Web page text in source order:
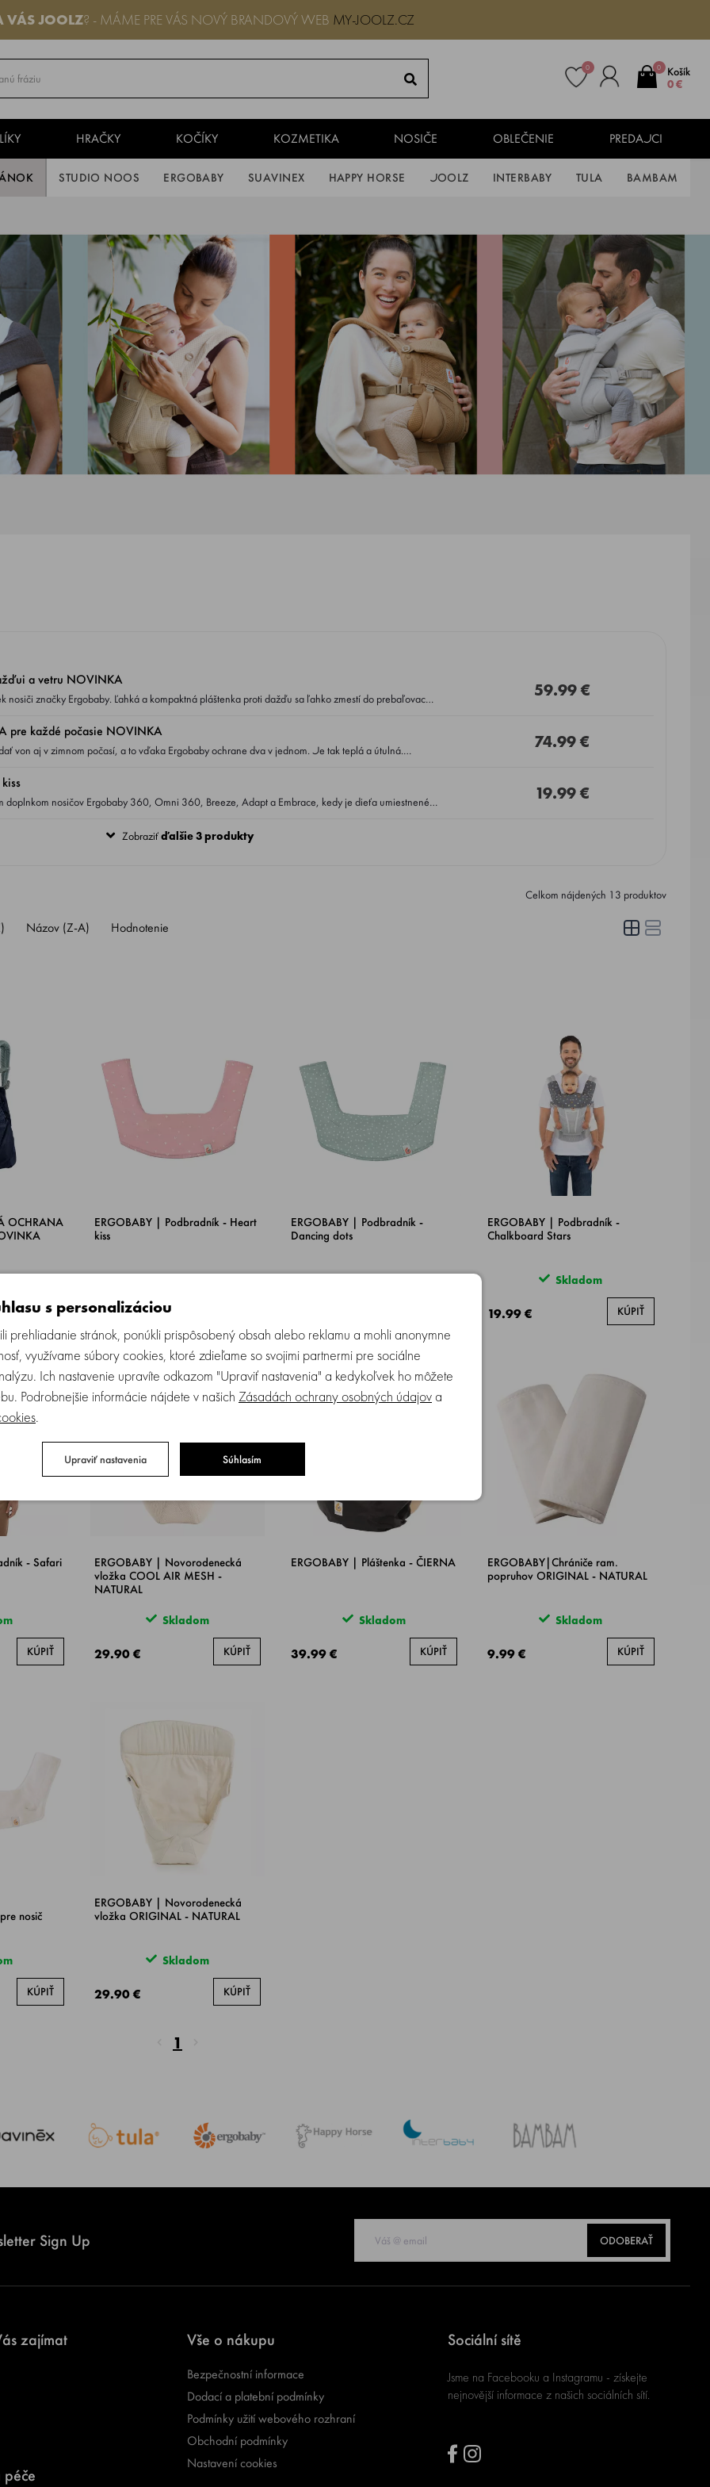
VÁSJOOLZ? - MÁME PRE VÁS NOVÝ BRANDOVÝ WEB MY-JOOLZ.CZ
0
Košík
0 €
0
HRAČKY KOČÍKY KOZMETIKA NOSIČE OBLEČENIE PREDAJCI
STUDIO NOOS ERGOBABY SUAVINEX HAPPY HORSE JOOLZ INTERBABY TULA BAMBAM
a vetru NOVINKA
proti dažďu sa ľahko zmestí do prebaľovacej
59.99 €
pre každé počasie NOVINKA
v zimnom počasí, a to vďaka Ergobaby ochrane dva v jednom. Je tak teplá a útulná.
vnútri a vrchnú vrstvu tvorí nepremokavý materiál odolný proti vetru.
74.99 €
19.99 €
Zobraziťďalšie 3 produkty
Celkom nájdených 13 produktov
Názov (Z-A) Hodnotenie
OCHRANA
KÚPIŤ
ERGOBABY | Podbradník - Heart
kiss
19.99 €
ERGOBABY | Podbradník -
Dancing dots
ERGOBABY | Podbradník -
Chalkboard Stars
Skladom
19.99 € KÚPIŤ
- Safari
KÚPIŤ
ERGOBABY | Novorodenecká
vložka COOL AIR MESH -
NATURAL
Skladom
29.90 € KÚPIŤ
ERGOBABY | Pláštenka - ČIERNA
Skladom
39.99 € KÚPIŤ
ERGOBABY|Chrániče ram.
popruhov ORIGINAL - NATURAL
Skladom
9.99 € KÚPIŤ
nosič
KÚPIŤ
ERGOBABY | Novorodenecká
vložka ORIGINAL - NATURAL
Skladom
29.90 € KÚPIŤ
1
Sign Up ODOBERAŤ
zajímat Vše o nákupu
Bezpečnostní informace
Dodací a platební podmínky
Podmínky užití webového rozhraní
Obchodní podmínky
Nastavení cookies
Sociální sítě
Jsme na Facebooku a Instagramu - získejte
nejnovější informace z našich sociálních sítí.
s personalizáciou
prehliadanie stránok, ponúkli prispôsobený obsah alebo reklamu a mohli anonymne
využívame súbory cookies, ktoré zdieľame so svojimi partnermi pre sociálne
Ich nastavenie upravíte odkazom "Upraviť nastavenia" a kedykoľvek ho môžete
Podrobnejšie informácie nájdete v našich Zásadách ochrany osobných údajova
.
Upraviť nastavenia Súhlasím